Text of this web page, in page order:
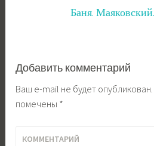
Баня.
Добавить комментарий
Ваш e-mail не будет опубликован.
помечены *
КОММЕНТАРИЙ